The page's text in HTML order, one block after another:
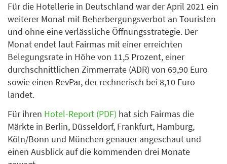
Für die Hotellerie in Deutschland war der April 2021 ein
weiterer Monat mit Beherbergungsverbot an Touristen
und ohne eine verlässliche Öffnungsstrategie. Der
Monat endet laut Fairmas mit einer erreichten
Belegungsrate in Höhe von 11,5 Prozent, einer
durchschnittlichen Zimmerrate (ADR) von 69,90 Euro
sowie einen RevPar, der rechnerisch bei 8,10 Euro
landet.
Für ihren Hotel-Report (PDF) hat sich Fairmas die
Märkte in Berlin, Düsseldorf, Frankfurt, Hamburg,
Köln/Bonn und München genauer angeschaut und
einen Ausblick auf die kommenden drei Monate